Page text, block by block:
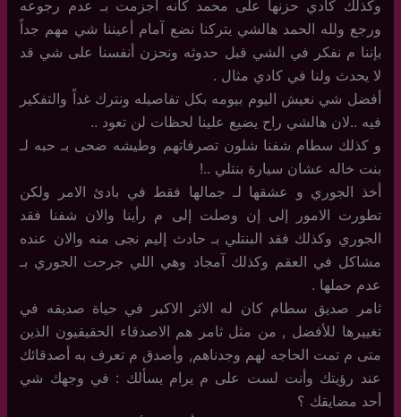
وكذلك كادي حزنها على محمد كأنه آجزمت بـ عدم رجوعه
ورجع ولله الحمد هالشي يتركنا نضع آمام أعيننا شي مهم جداً
بإننا م نفكر في الشي قبل حدوثه ونحزن أنفسنا على شي قد
لا يحدث ولنا في كادي مثال .
أفضل شي نعيش اليوم بيومه بكل تفاصيله ونترك غداً والتفكير
فيه ..لان هالشي راح يضيع علينا لحظات لن تعود ..
و كذلك سطام شفنا شلون تصرفاتهم وطيشه ضحى بـ حبه لـ
بنت خاله عشان سيارة بنتلي ..!
أخذ الجوري و عشقها لـ جمالها فقط في بادئ الامر ولكن
تطورت الامور إلى إن وصلت إلى م رأينا والان شفنا فقد
الجوري وكذلك فقد البنتلي بـ حادث إليم نجى منه والان عنده
مشاكل في العقم وكذلك آمجاد وهي اللي جرحت الجوري بـ
عدم حملها .
ثامر صديق سطام كان له الاثر الاكبر في حياة صديقه في
تغييرها للأفضل , من مثل ثامر هم الاصدقاء الحقيقيون الذين
متى م تمت الحاجه لهم وجدناهم, وأصدق م تعرف به أصدقائك
عند رؤيتك وأنت لست على م يرام يسألك : في وجهك شي
أحد مضايقك ؟